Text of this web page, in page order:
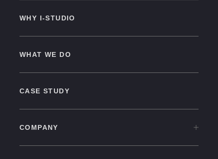
WHY I-STUDIO
WHAT WE DO
CASE STUDY
COMPANY